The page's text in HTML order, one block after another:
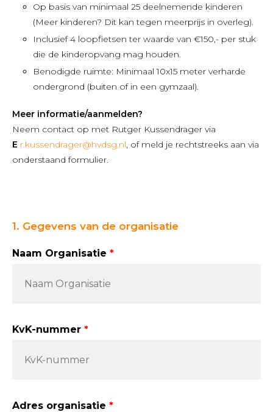
Op basis van minimaal 25 deelnemende kinderen
(Meer kinderen? Dit kan tegen meerprijs in overleg).
Inclusief 4 loopfietsen ter waarde van €150,- per stuk
die de kinderopvang mag houden.
Benodigde ruimte: Minimaal 10x15 meter verharde
ondergrond (buiten of in een gymzaal).
Meer informatie/aanmelden?
Neem contact op met Rutger Kussendrager via
E r.kussendrager@hvdsg.nl, of meld je rechtstreeks aan via
onderstaand formulier.
Leave
field
1. Gegevens van de organisatie
Naam Organisatie
KvK-nummer
Adres organisatie